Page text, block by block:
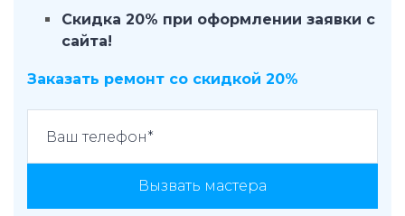
Скидка 20% при оформлении заявки с
сайта!
Заказать ремонт со скидкой 20%
Вызвать мастера